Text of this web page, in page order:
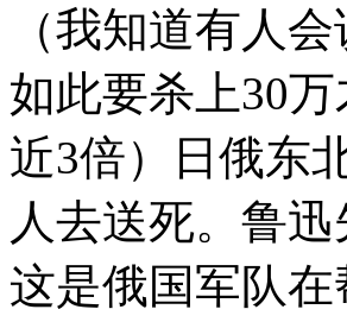
（我知道有人
如此要杀上30
近3倍）日俄东
人去送死。鲁
这是俄国军队